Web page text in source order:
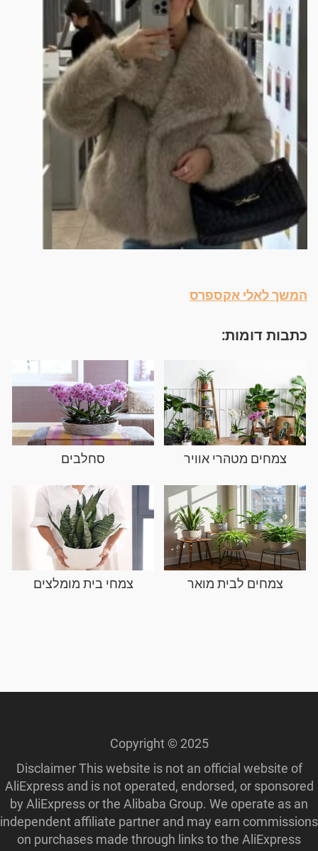
המשך לאלי אקספרס
כתבות דומות:
צמחים מטהרי אוויר סחלבים
צמחים לבית מואר צמחי בית מומלצים
Copyright © 2025
Disclaimer This website is not an official website of
AliExpress and is not operated, endorsed, or sponsored
by AliExpress or the Alibaba Group. We operate as an
independent affiliate partner and may earn commissions
on purchases made through links to the AliExpress